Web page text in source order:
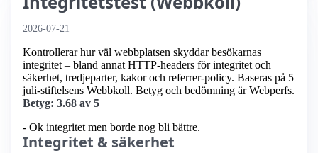
2026-07-21
Kontrollerar hur väl webbplatsen skyddar besökarnas
integritet – bland annat HTTP-headers för integritet och
säkerhet, tredjeparter, kakor och referrer-policy. Baseras på 5
juli-stiftelsens Webbkoll. Betyg och bedömning är Webperfs.
Betyg: 3.68 av 5
- Ok integritet men borde nog bli bättre.
Integritet & säkerhet